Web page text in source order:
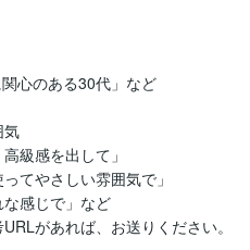
心のある30代」など
気
級感を出して」
てやさしい雰囲気で」
感じで」など
があれば、お送りください。